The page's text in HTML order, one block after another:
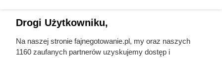
Drogi Użytkowniku,
Na naszej stronie fajnegotowanie.pl, my oraz naszych
1160 zaufanych partnerów uzyskujemy dostęp i